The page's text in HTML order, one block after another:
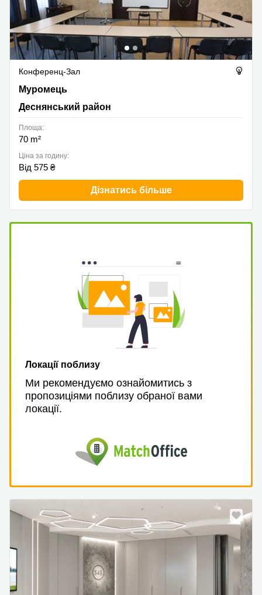
Конференц-Зал
Муромець, Деснянський район
Муромець
Деснянський район
Площа:
70 m²
Ціна за годину:
Від 575 ₴
Дізнатись більше
Локації поблизу
Ми рекомендуємо ознайомитись з
пропозиціями поблизу обраної вами
локації.